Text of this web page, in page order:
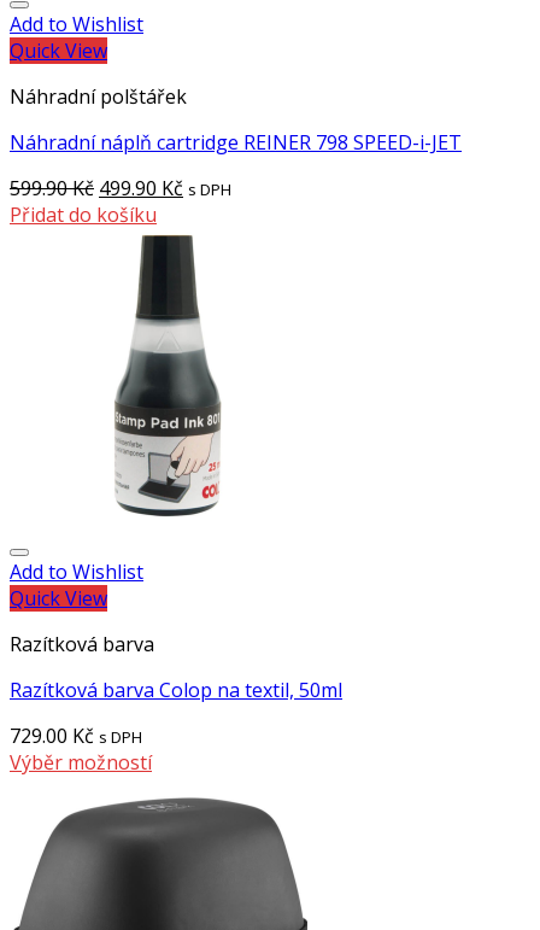
Add to Wishlist
Quick View
Náhradní polštářek
Náhradní náplň cartridge REINER 798 SPEED-i-JET
599.90Kč 499.90 Kč s DPH
Přidat do košíku
Add to Wishlist
Quick View
Razítková barva
Razítková barva Colop na textil, 50ml
729.00 Kč s DPH
Výběr možností